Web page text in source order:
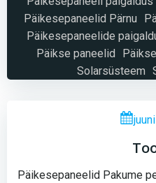
Päikesepaneelid Pärnu
Päikesepaneelide
Päikse paneelid
Solarsüsteem
Päikesepaneelid Pakume